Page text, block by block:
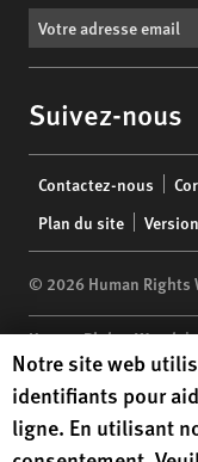
Suivez-nous
menu
Contactez-nous
Plan du site
© 2026 Human Rights
Human Rights Watch|
10118-3299USA |t
Human Rights Watch
under EIN: 13-2875808
Human Rights
Notre site web
identifiants pour
ligne. En utilisant